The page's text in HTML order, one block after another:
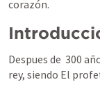
Despues de  300
rey, siendo El